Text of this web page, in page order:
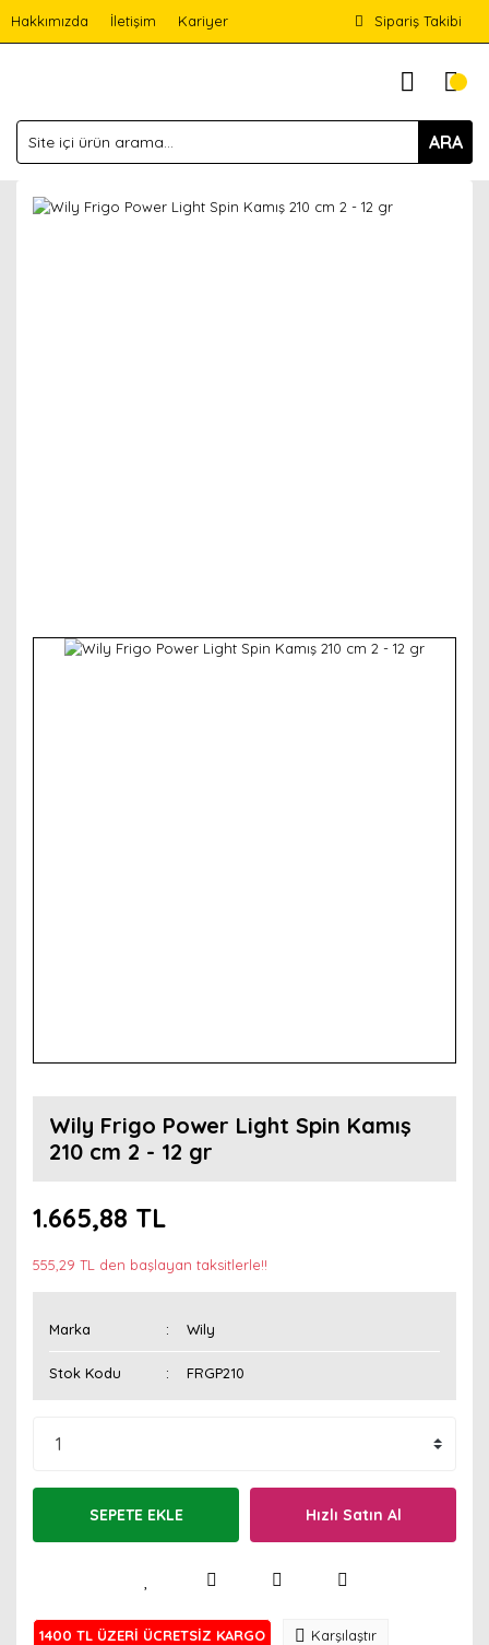
Hakkımızda İletişim Kariyer Sipariş Takibi
ARA
Wily Frigo Power Light Spin Kamış
210 cm 2 - 12 gr
1.665,88 TL
555,29 TL den başlayan taksitlerle!!
Marka Wily
Stok Kodu FRGP210
SEPETE EKLE Hızlı Satın Al
1400 TL ÜZERİ ÜCRETSİZ KARGO Karşılaştır